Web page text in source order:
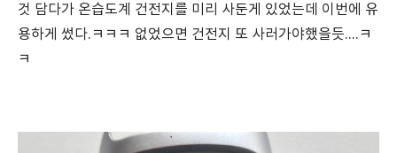
것 담다가 온습도계 건전지를 미리 사둔게 있었는데 이번에 유
용하게 썼다.ㅋㅋㅋ 없었으면 건전지 또 사러가야했을듯....ㅋ
ㅋ